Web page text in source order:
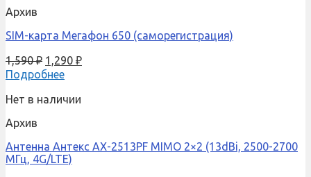
Архив
SIM-карта Мегафон 650 (саморегистрация)
1,590₽ 1,290 ₽
Подробнее
Нет в наличии
Архив
Антенна Антекс AX-2513PF MIMO 2×2 (13dBi, 2500-2700
МГц, 4G/LTE)